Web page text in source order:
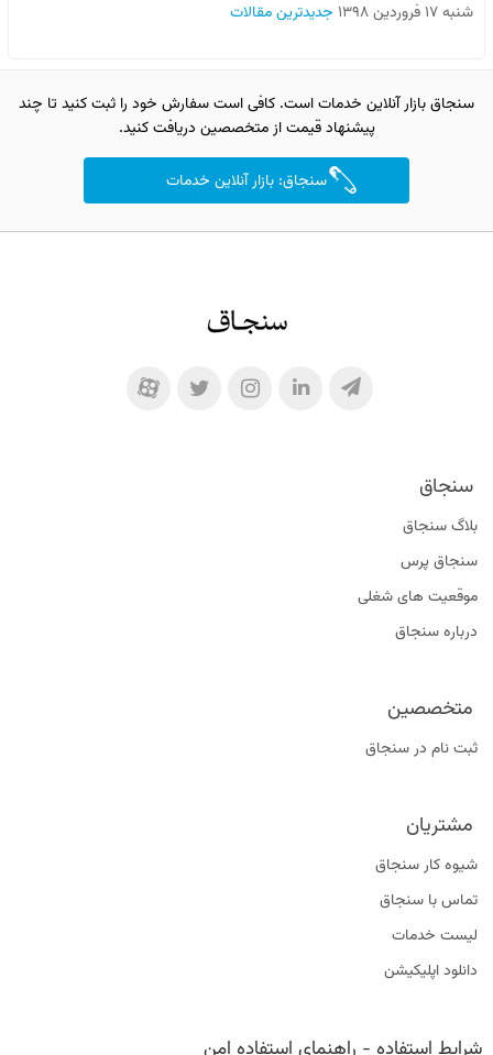
شنبه ۱۷ فروردین ۱۳۹۸ جدیدترین مقالات
سنجاق بازار آنلاین خدمات است. کافی است سفارش خود را ثبت کنید تا چند
پیشنهاد قیمت از متخصصین دریافت کنید.
سنجاق: بازار آنلاین خدمات
سنجاق
بلاگ سنجاق
سنجاق پرس
موقعیت‌ های شغلی
درباره سنجاق
متخصصین
ثبت نام در سنجاق
مشتریان
شیوه کار سنجاق
تماس با سنجاق
لیست خدمات
دانلود اپلیکیشن